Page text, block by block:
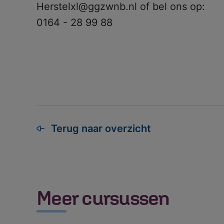
Herstelxl@ggzwnb.nl of bel ons op:
0164 - 28 99 88
Terug naar overzicht
Meer cursussen